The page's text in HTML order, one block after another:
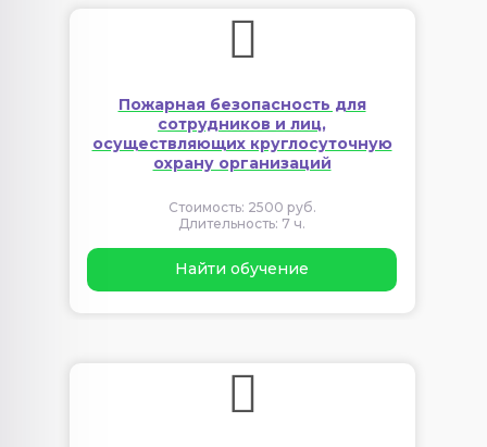
Пожарная безопасность для
сотрудников и лиц,
осуществляющих круглосуточную
охрану организаций
Стоимость: 2500 руб.
Длительность: 7 ч.
Найти обучение